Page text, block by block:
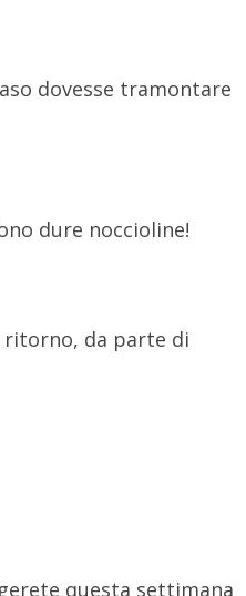
dovesse tramontare
dure noccioline!
da parte di
questa settimana